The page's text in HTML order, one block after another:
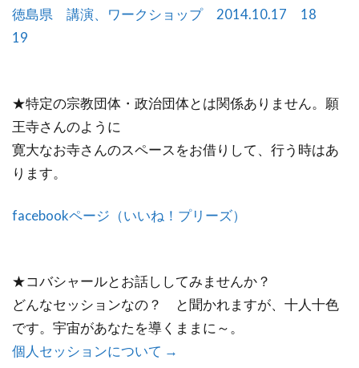
徳島県 講演、ワークショップ 2014.10.17 18
19
★特定の宗教団体・政治団体とは関係ありません。願
王寺さんのように
寛大なお寺さんのスペースをお借りして、行う時はあ
ります。
facebookページ（いいね！プリーズ）
★コバシャールとお話ししてみませんか？
どんなセッションなの？ と聞かれますが、十人十色
です。宇宙があなたを導くままに～。
個人セッションについて →